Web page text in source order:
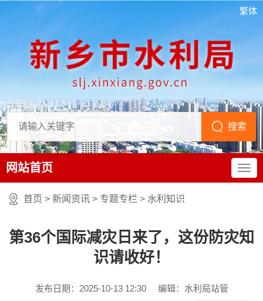
繁体
网站首页
首页 > 新闻资讯 > 专题专栏 > 水利知识
第36个国际减灾日来了，这份防灾知
识请收好！
发布日期：2025-10-13 12:30
编辑：水利局站管